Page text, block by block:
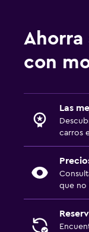
Ahorra
con
Las
carros
que no